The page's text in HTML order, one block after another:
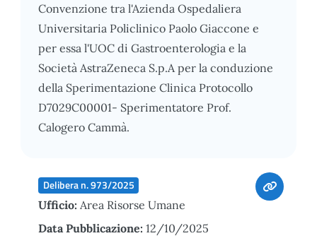
Convenzione tra l'Azienda Ospedaliera
Universitaria Policlinico Paolo Giaccone e
per essa l'UOC di Gastroenterologia e la
Società AstraZeneca S.p.A per la conduzione
della Sperimentazione Clinica Protocollo
D7029C00001- Sperimentatore Prof.
Calogero Cammà.
Delibera n. 973/2025
Ufficio: Area Risorse Umane
Data Pubblicazione: 12/10/2025